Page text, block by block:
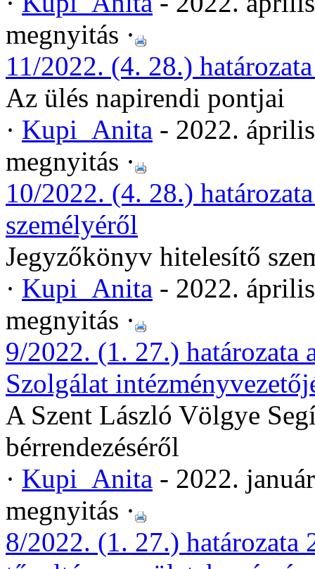
megnyitás ·
11/2022. (4. 28.)
Az ülés napirendi pontjai
· Kupi_Anita - 2022.
megnyitás ·
10/2022. (4. 28.)
személyéről
Jegyzőkönyv hitelesítő
· Kupi_Anita - 2022.
megnyitás ·
9/2022. (1. 27.) határozata
Szolgálat
A Szent László Völgye
bérrendezéséről
· Kupi_Anita - 2022.
megnyitás ·
8/2022. (1. 27.) határozata